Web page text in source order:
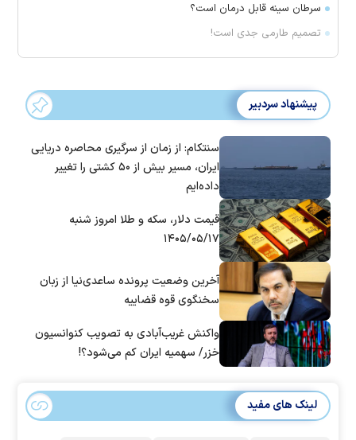
سرطان سینه قابل درمان است؟
تصمیم طارمی جدی است!
پیشنهاد سردبیر
سنتکام: از زمان از سرگیری محاصره دریایی
ایران، مسیر بیش از ۵۰ کشتی را تغییر
داده‌ایم
قیمت دلار، سکه و طلا امروز شنبه
۱۴۰۵/۰۵/۱۷
آخرین وضعیت پرونده ساعدی‌نیا از زبان
سخنگوی قوه قضاییه
واکنش غریب‌آبادی به تصویب کنوانسیون
خزر/ سهمیه ایران کم می‌شود؟!
لینک های مفید